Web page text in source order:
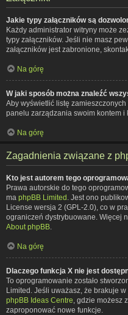
Jakie typy załączników są
Każdy administrator witryny może
typy załączników. Jeśli nie masz
załączników jest zabronione,
Na górę
W jaki sposób można znaleźć
Aby wyświetlić listę
panelu zarządzania swoim kontem i
Na górę
Zagadnienia związane z
Kto jest autorem tego
Prawa autorskie do tego
ma phpBB Limited . Jest ono
License wersja 2 (GPL-2.0), co w
ograniczeń dystrybuowane. Więcej
About phpBB
Na górę
Dlaczego funkcja X nie jest
To oprogramowanie zostało
Limited. Jeśli uważasz, że brakuje
phpBB Ideas Centre , gdzie możesz
zaproponować nowe funkcje.